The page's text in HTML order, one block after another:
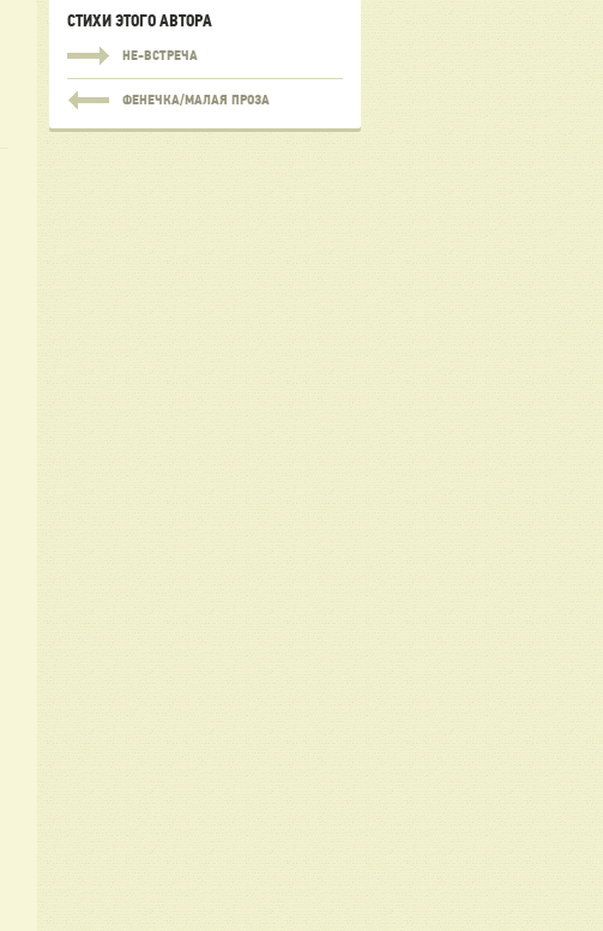
СТИХИ ЭТОГО АВТОРА
НЕ-ВСТРЕЧА
ФЕНЕЧКА/МАЛАЯ ПРОЗА